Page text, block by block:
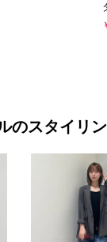
のスタイリ